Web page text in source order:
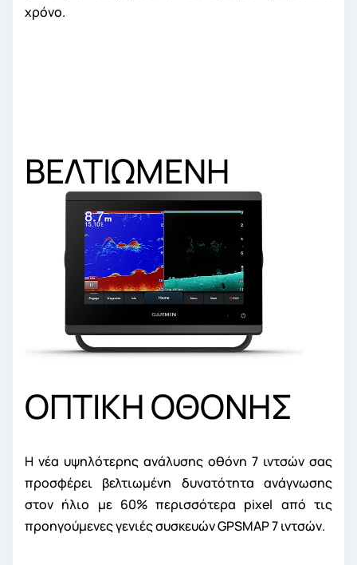
χρόνο.
ΒΕΛΤΙΩΜΕΝΗ
ΟΠΤΙΚΗ ΟΘΟΝΗΣ
Η νέα υψηλότερης ανάλυσης οθόνη 7 ιντσών σας
προσφέρει βελτιωμένη δυνατότητα ανάγνωσης
στον ήλιο με 60% περισσότερα pixel από τις
προηγούμενες γενιές συσκευών GPSMAP 7 ιντσών.